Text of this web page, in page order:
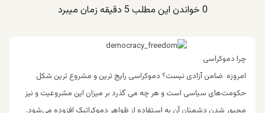
0 خواندن این مطلب 5 دقیقه زمان میبرد
چرا دموکراسی
امروزه ضامن آزادی نیست؟ دموکراسی رایج‌ ترین و مشروع‌ ترین شکل
حکومت‌های سیاسی است و هر چه می‌ گذرد بر میزان این مشروعیت و نیز
مجبور شدن دشمنان آن به استفاده از ظواهر دموکراتیک افزوده می‌شود.